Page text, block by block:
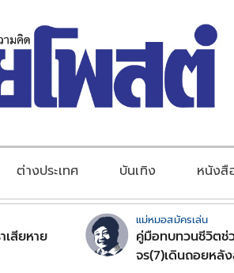
ต่างประเทศ บันเทิง หนัง
เสียหาย
แม่หมอสมัครเล่น
คู่มือทบทวนชีวิตช่
จร(7)เดินถอยหลั